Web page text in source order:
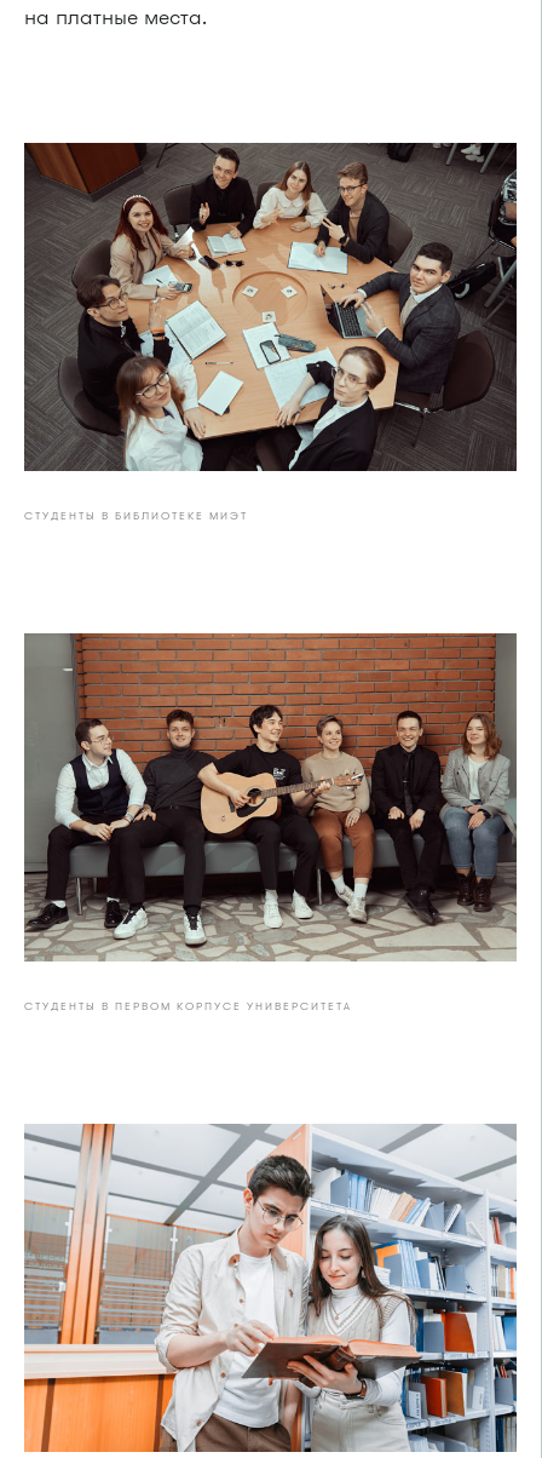
на платные места.
СТУДЕНТЫ В БИБЛИОТЕКЕ МИЭТ
СТУДЕНТЫ В ПЕРВОМ КОРПУСЕ УНИВЕРСИТЕТА